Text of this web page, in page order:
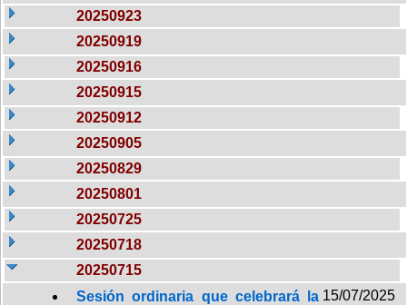
20250923
20250919
20250916
20250915
20250912
20250905
20250829
20250801
20250725
20250718
20250715
Sesión ordinaria que celebrará la 15/07/2025